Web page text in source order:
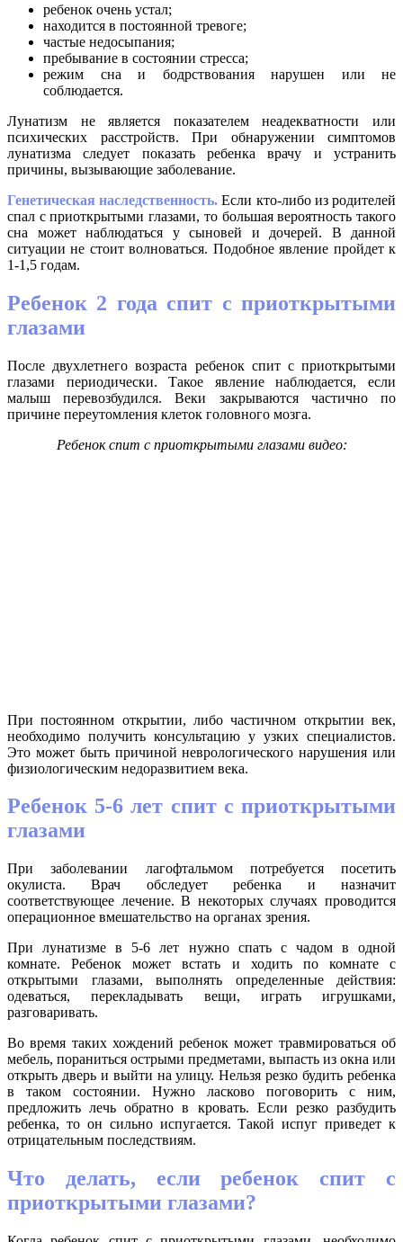
ребенок очень устал;
находится в постоянной тревоге;
частые недосыпания;
пребывание в состоянии стресса;
режим сна и бодрствования нарушен или не
соблюдается.
Лунатизм не является показателем неадекватности или
психических расстройств. При обнаружении симптомов
лунатизма следует показать ребенка врачу и устранить
причины, вызывающие заболевание.
Генетическая наследственность. Если кто-либо из родителей
спал с приоткрытыми глазами, то большая вероятность такого
сна может наблюдаться у сыновей и дочерей. В данной
ситуации не стоит волноваться. Подобное явление пройдет к
1-1,5 годам.
Ребенок 2 года спит с приоткрытыми
глазами
После двухлетнего возраста ребенок спит с приоткрытыми
глазами периодически. Такое явление наблюдается, если
малыш перевозбудился. Веки закрываются частично по
причине переутомления клеток головного мозга.
Ребенок спит с приоткрытыми глазами видео:
При постоянном открытии, либо частичном открытии век,
необходимо получить консультацию у узких специалистов.
Это может быть причиной неврологического нарушения или
физиологическим недоразвитием века.
Ребенок 5-6 лет спит с приоткрытыми
глазами
При заболевании лагофтальмом потребуется посетить
окулиста. Врач обследует ребенка и назначит
соответствующее лечение. В некоторых случаях проводится
операционное вмешательство на органах зрения.
При лунатизме в 5-6 лет нужно спать с чадом в одной
комнате. Ребенок может встать и ходить по комнате с
открытыми глазами, выполнять определенные действия:
одеваться, перекладывать вещи, играть игрушками,
разговаривать.
Во время таких хождений ребенок может травмироваться об
мебель, пораниться острыми предметами, выпасть из окна или
открыть дверь и выйти на улицу. Нельзя резко будить ребенка
в таком состоянии. Нужно ласково поговорить с ним,
предложить лечь обратно в кровать. Если резко разбудить
ребенка, то он сильно испугается. Такой испуг приведет к
отрицательным последствиям.
Что делать, если ребенок спит с
приоткрытыми глазами?